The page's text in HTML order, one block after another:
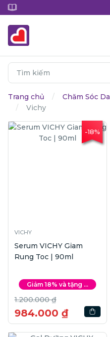
Trang chủ Chăm Sóc Da
Vichy
-18%
VICHY
Serum VICHY Giam
Rung Toc | 90ml
Giảm 18% và tặng ...
1.200.000 ₫
984.000 ₫